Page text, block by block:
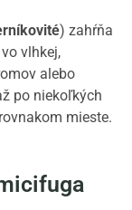
) zahŕňa
vlhkej,
alebo
po niekoľkých
mieste.